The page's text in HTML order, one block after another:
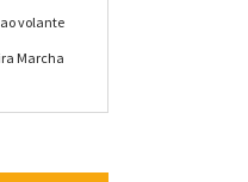
ao volante
Marcha